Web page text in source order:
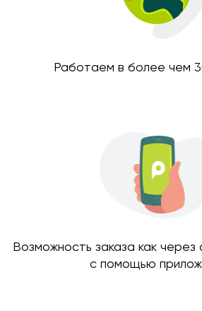
Работаем в более чем
Возможность заказа как
с помощью